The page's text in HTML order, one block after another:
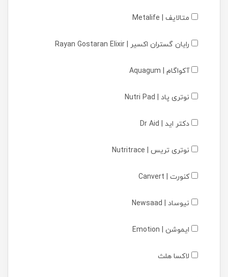
متالایف | Metalife
رایان گستران اکسیر | Rayan Gostaran Elixir
آکواگام | Aquagum
نوتری پاد | Nutri Pad
دکتر اید | Dr Aid
نوتری تریس | Nutritrace
کنورت | Canvert
نیوساد | Newsaad
ایموشن | Emotion
لاکسا هلث